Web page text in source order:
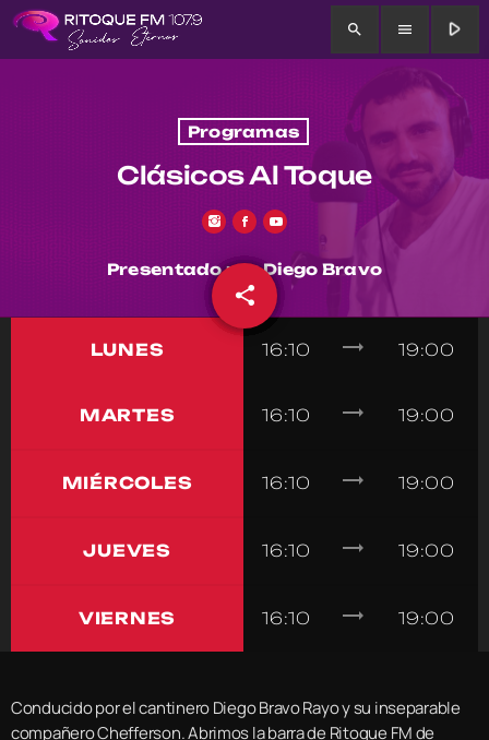
search menu play_arrow
Programas
Clásicos Al Toque
Presentado por Diego Bravo
share
email
LUNES 16:10 trending_flat 19:00
MARTES 16:10 trending_flat 19:00
MIÉRCOLES 16:10 trending_flat 19:00
JUEVES 16:10 trending_flat 19:00
VIERNES 16:10 trending_flat 19:00
Conducido por el cantinero Diego Bravo Rayo y su inseparable
compañero Chefferson. Abrimos la barra de Ritoque FM de